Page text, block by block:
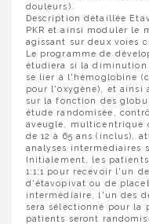
douleurs).
Description détaillée
PKR et ainsi moduler le
agissant sur deux voies
Le programme de
étudiera si la diminution
se lier à l'hémoglobine
pour l'oxygène), et ainsi
sur la fonction des
étude randomisée,
aveugle, multicentrique
de 12 à 65 ans (inclus),
analyses intermédiaires
Initialement, les
1:1:1 pour recevoir l'un
d'étavopivat ou de
intermédiaire, l'un des
sera sélectionné pour la
patients seront